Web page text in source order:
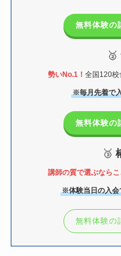
無料体験の
🥈
勢いNo.1！ 全国120校
※毎月先着で
無料体験の
🥉
講師の質で選ぶならこ
※体験当日の入会
無料体験の